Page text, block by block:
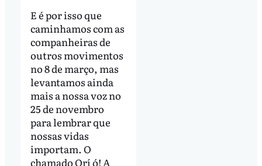
E é por isso que
caminhamos com as
companheiras de
outros movimentos
no 8 de março, mas
levantamos ainda
mais a nossa voz no
25 de novembro
para lembrar que
nossas vidas
importam. O
chamado Orí ó! A